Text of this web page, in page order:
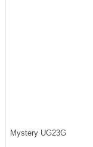
Mystery UG23G